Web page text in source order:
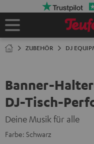
Startseite
ZUBEHÖR DJ
Banner-
DJ-Tisch-
Deine Musik für alle
Farbe: Schwarz